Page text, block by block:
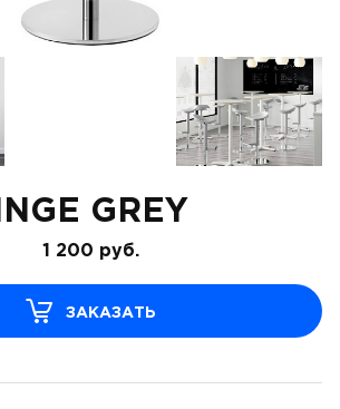
INGE GREY
1 200 руб.
ЗАКАЗАТЬ